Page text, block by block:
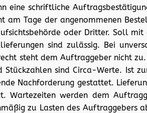
eine schriftliche
am Tage der angenommenen
oder Dritter. Soll
sind zulässig. Bei
steht dem Auftraggeber nicht
Stückzahlen sind Circa-Werte. Ist
Nachforderung gestattet.
Wartezeiten werden dem
zu Lasten des